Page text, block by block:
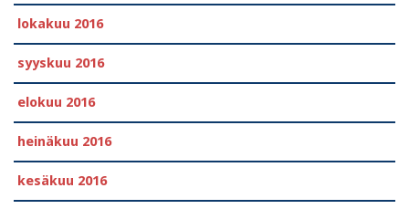
lokakuu 2016
syyskuu 2016
elokuu 2016
heinäkuu 2016
kesäkuu 2016